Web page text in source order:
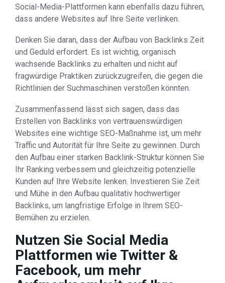
Social-Media-Plattformen kann ebenfalls dazu führen,
dass andere Websites auf Ihre Seite verlinken.
Denken Sie daran, dass der Aufbau von Backlinks Zeit
und Geduld erfordert. Es ist wichtig, organisch
wachsende Backlinks zu erhalten und nicht auf
fragwürdige Praktiken zurückzugreifen, die gegen die
Richtlinien der Suchmaschinen verstoßen könnten.
Zusammenfassend lässt sich sagen, dass das
Erstellen von Backlinks von vertrauenswürdigen
Websites eine wichtige SEO-Maßnahme ist, um mehr
Traffic und Autorität für Ihre Seite zu gewinnen. Durch
den Aufbau einer starken Backlink-Struktur können Sie
Ihr Ranking verbessern und gleichzeitig potenzielle
Kunden auf Ihre Website lenken. Investieren Sie Zeit
und Mühe in den Aufbau qualitativ hochwertiger
Backlinks, um langfristige Erfolge in Ihrem SEO-
Bemühen zu erzielen.
Nutzen Sie Social Media
Plattformen wie Twitter &
Facebook, um mehr